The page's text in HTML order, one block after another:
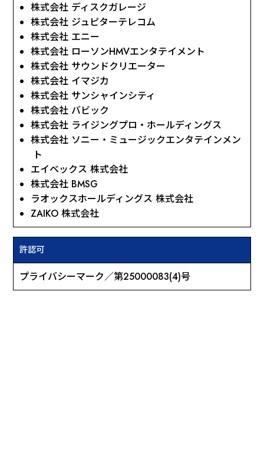
株式会社 ディスクガレージ
株式会社 ジュピターテレコム
株式会社 エニー
株式会社 ローソンHMVエンタテイメント
株式会社 サウンドクリエーター
株式会社 イマジカ
株式会社 サンシャインシティ
株式会社 バビック
株式会社 ライジングプロ・ホールディングス
株式会社 ソニー・ミュージックエンタテインメン
ト
エイベックス 株式会社
株式会社 BMSG
ラオックスホールディングス 株式会社
ZAIKO 株式会社
許認可
プライバシーマーク／第25000083(4)号